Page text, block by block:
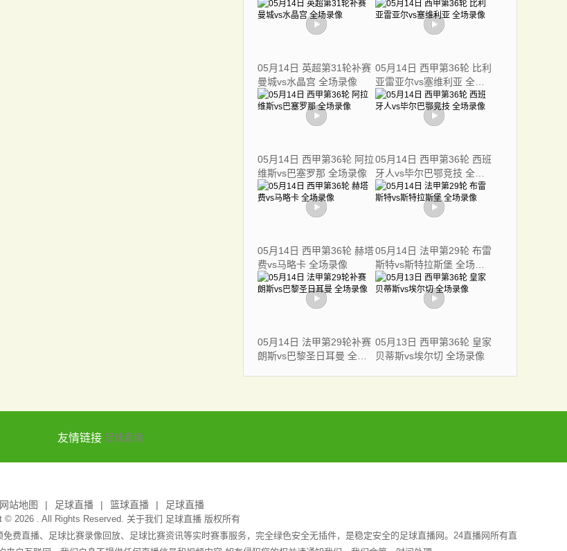
场录像
05月14日 英超第31轮补赛
曼城vs水晶宫 全场录像
05月14日 西甲第36轮 比利
亚雷亚尔vs塞维利亚 全场
录像
05月14日 西甲第36轮 阿拉
维斯vs巴塞罗那 全场录像
05月14日 西甲第36轮 西班
牙人vs毕尔巴鄂竞技 全场
录像
05月14日 西甲第36轮 赫塔
费vs马略卡 全场录像
05月14日 法甲第29轮 布雷
斯特vs斯特拉斯堡 全场录
像
05月14日 法甲第29轮补赛
朗斯vs巴黎圣日耳曼 全场
05月13日 西甲第36轮 皇家
贝蒂斯vs埃尔切 全场录像
友情链接 足球直播
网站地图 足球直播 篮球直播 足球直播
© 2026 . All Rights Reserved. 关于我们 足球直播版权所有
费直播、足球比赛录像回放、足球比赛资讯等实时赛事服务，完全绿色安全无插件，是稳定安全的足球直播网。24直播网所有直